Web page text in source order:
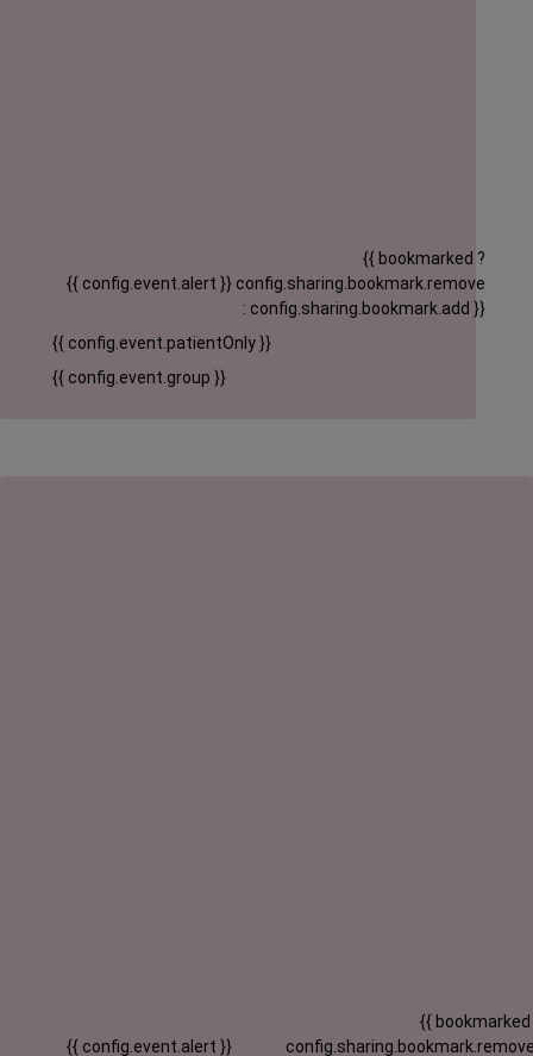
{{ config.event.alert }}
{{ bookmarked ?
config.sharing.bookmark.remove
: config.sharing.bookmark.add }}
{{ config.event.patientOnly }}
{{ config.event.group }}
{{ config.event.alert }}
{{ bookmarked